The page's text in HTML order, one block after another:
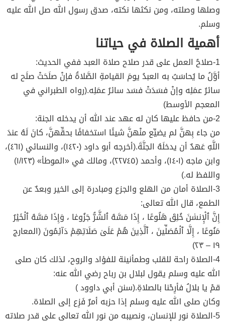
وصلها وصلته، ومن نكثها نكته، صدق رسول الله صل الله عليه
وسلم.
أهمية الصلاة في حياتنا
1-صلاحُ العمل على قدر صلاح صلاة العبد ففي الحديث:
أوَّلُ ما يُحاسَبُ به العبدُ يومَ القيامةِ الصَّلاةُ فإنْ صلَحَتْ صلَح له
سائرُ عمَلِه وإنْ فسَدَتْ فسَد سائرُ عمَلِه.(رواه الطبراني في
المعجم الأوسط)
2-من حافظ عليها كان له عهد عند الله أن يدخله الجنة:
من جاءَ بِهنَّ لم يضيِّع منْهنَّ شيئًا استخفافًا بحقِّهنَّ، كانَ لَهُ عندَ
اللَّهِ عَهدٌ أن يدخلَهُ الجنَّةَ.(أخرجه أبو داود (١٤٢٠)، والنسائي (٤٦١)،
وابن ماجه (١٤٠١)، وأحمد (٢٢٧٤٥)، ومالك في «الموطأ» (١/١٢٣)
واللفظ له.)
3-الصلاة أمان من الهلع والجزع ومبادرة إلى الخير وبعدٌ عن
الطمع، قال الله تعالى:
إِنَّ ٱلۡإِنسَٰنَ خُلِقَ هَلُوعًا ، إِذَا مَسَّهُ ٱلشَّرُّ جَزُوعٗا ، وَإِذَا مَسَّهُ ٱلۡخَيۡرُ
مَنُوعًا ، إِلَّا ٱلۡمُصَلِّينَ ، ٱلَّذِينَ هُمۡ عَلَىٰ صَلَاتِهِمۡ دَآئِمُونَ (المعارج
١٩ – ٢٣)
4-الصلاة راحة للقلب وطمأنينة للفؤاد والروح، لذلك كان صلى
الله عليه وسلم يقول لبلال بن رباح رضي الله عنه:
قمْ يا بلالُ فأرِحْنا بالصلاةِ.(سنن أبي داوود )
وكان صلى الله عليه وسلم إذا حزبه أمرٌ فَزِع إلى الصلاة.
5-الصلاة نور للإنسان، ونصيبه من نور الله تعالى على قدر صلاته